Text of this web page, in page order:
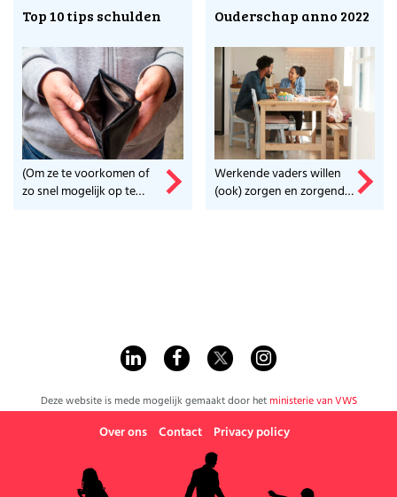
Top 10 tips schulden
(Om ze te voorkomen of
zo snel mogelijk op te
Ouderschap anno 2022
Werkende vaders willen
(ook) zorgen en zorgende
Deze website is mede mogelijk gemaakt door het ministerie van VWS
Over ons Contact Privacy policy